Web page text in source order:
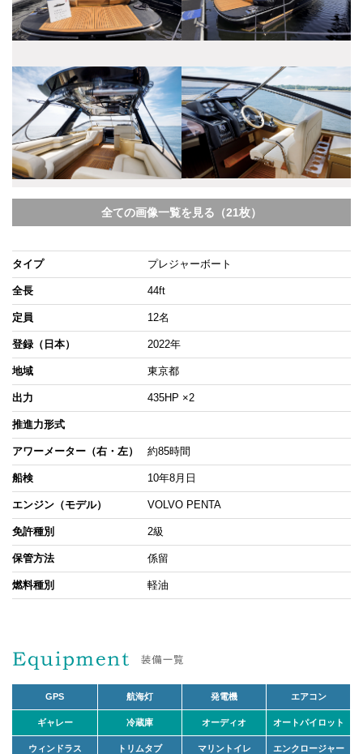
全ての画像一覧を見る（21枚）
タイプ プレジャーボート
全長 44ft
定員 12名
登録（日本） 2022年
地域 東京都
出力 435HP ×2
推進力形式
アワーメーター（右・左） 約85時間
船検 10年8月日
エンジン（モデル） VOLVO PENTA
免許種別 2級
保管方法 係留
燃料種別 軽油
GPS 航海灯 発電機 エアコン
ギャレー 冷蔵庫 オーディオ オートパイロット
ウィンドラス トリムタブ マリントイレ エンクロージャー